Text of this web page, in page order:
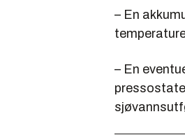
– En
– En